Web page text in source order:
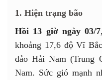
1. Hiện trạng bão
Hồi 13 giờ ngày 03/7
khoảng 17,6 độ Vĩ
đảo Hải Nam (Trung
Nam. Sức gió mạnh